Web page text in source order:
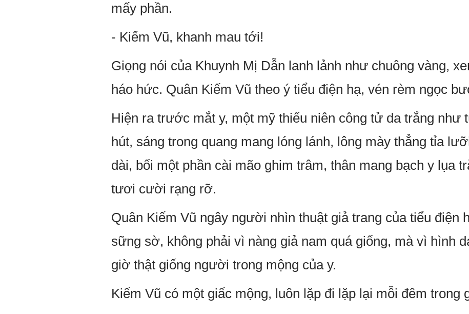
mấy phần.
- Kiếm Vũ, khanh mau tới!
Giọng nói của Khuynh Mị Dẫn lanh lảnh như chuông vàng,
háo hức. Quân Kiếm Vũ theo ý tiểu điện hạ, vén rèm ngọc
Hiện ra trước mắt y, một mỹ thiếu niên công tử da trắng như
hút, sáng trong quang mang lóng lánh, lông mày thẳng tỉa
dài, bối một phần cài mão ghim trâm, thân mang bạch y lụa
tươi cười rạng rỡ.
Quân Kiếm Vũ ngây người nhìn thuật giả trang của tiểu điện
sững sờ, không phải vì nàng giả nam quá giống, mà vì hình
giờ thật giống người trong mộng của y.
Kiếm Vũ có một giấc mộng, luôn lặp đi lặp lại mỗi đêm trong